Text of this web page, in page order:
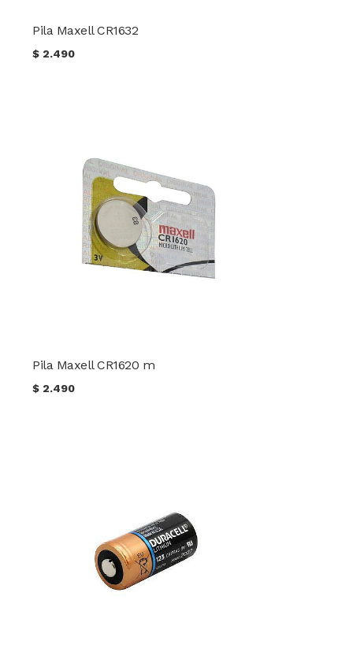
Pila Maxell CR1632
$ 2.490
Pila Maxell CR1620 m
$ 2.490